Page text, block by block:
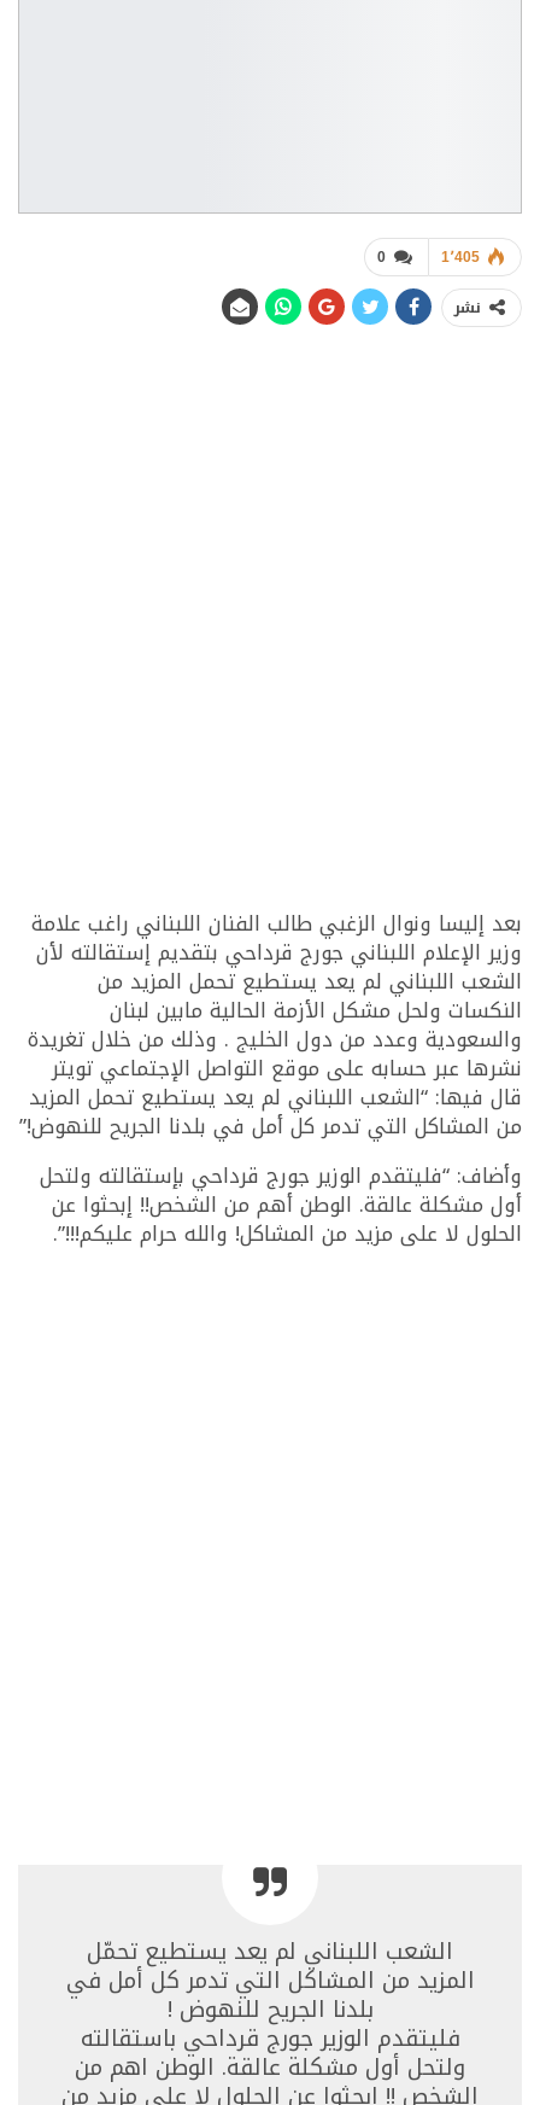
0 1٬405
نشر
بعد إليسا ونوال الزغبي طالب الفنان اللبناني راغب علامة
وزير الإعلام اللبناني جورج قرداحي بتقديم إستقالته لأن
الشعب اللبناني لم يعد يستطيع تحمل المزيد من
النكسات ولحل مشكل الأزمة الحالية مابين لبنان
والسعودية وعدد من دول الخليج . وذلك من خلال تغريدة
نشرها عبر حسابه على موقع التواصل الإجتماعي تويتر
قال فيها: “الشعب اللبناني لم يعد يستطيع تحمل المزيد
من المشاكل التي تدمر كل أمل في بلدنا الجريح للنهوض!”
وأضاف: “فليتقدم الوزير جورج قرداحي بإستقالته ولتحل
أول مشكلة عالقة. الوطن أهم من الشخص!! إبحثوا عن
الحلول لا على مزيد من المشاكل! والله حرام عليكم!!!”.
الشعب اللبناني لم يعد يستطيع تحمّل
المزيد من المشاكل التي تدمر كل أمل في
بلدنا الجريح للنهوض !
فليتقدم الوزير جورج قرداحي باستقالته
ولتحل أول مشكلة عالقة. الوطن اهم من